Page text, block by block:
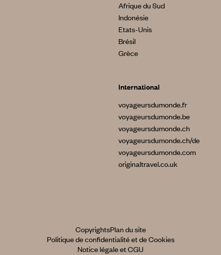
Afrique du Sud
Indonésie
Etats-Unis
Brésil
Grèce
International
voyageursdumonde.fr
voyageursdumonde.be
voyageursdumonde.ch
voyageursdumonde.ch/de
voyageursdumonde.com
originaltravel.co.uk
CopyrightsPlan du site
Politique de confidentialité et de Cookies
Notice légale et CGU